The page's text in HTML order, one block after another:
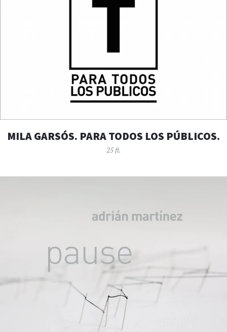
MILA GARSÓS. PARA TODOS LOS PÚBLICOS.
25 ft.